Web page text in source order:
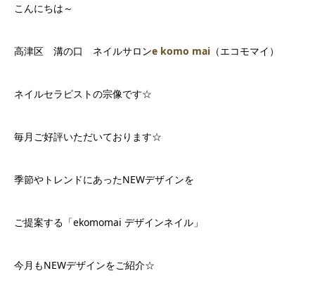
こんにちは～
高津区 溝の口 ネイルサロンe komo mai （エコモマイ）
ネイルセラピストの宗像です☆
毎月ご好評いただいております☆
季節やトレンドにあったNEWデザインを
ご提案する「ekomomai デザインネイル」
今月もNEWデザインをご紹介☆